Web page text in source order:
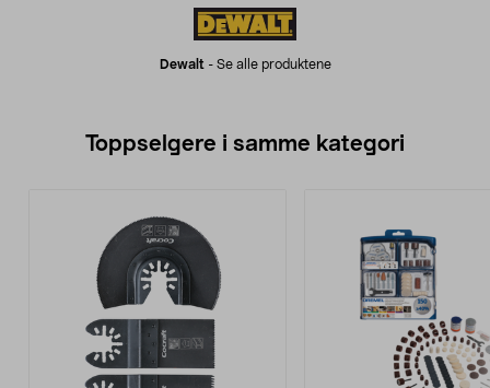
Dewalt - Se alle produktene
Toppselgere i samme kategori